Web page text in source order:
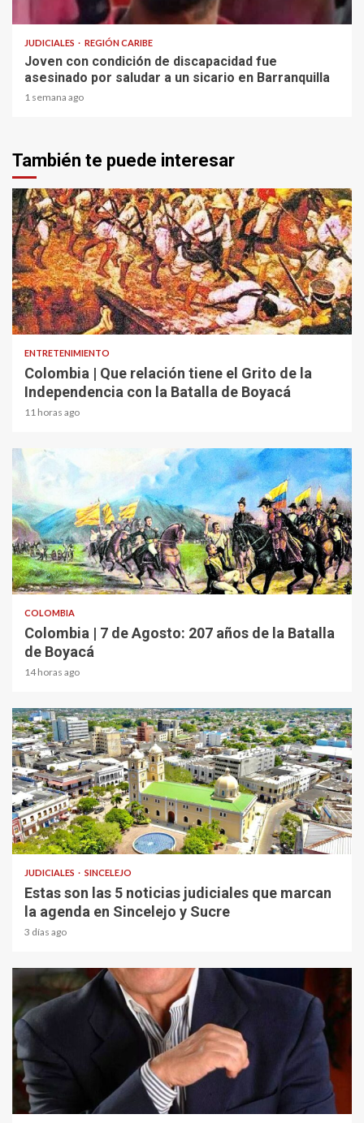
JUDICIALES REGIÓN CARIBE
Joven con condición de discapacidad fue
asesinado por saludar a un sicario en Barranquilla
1 semana ago
También te puede interesar
1 min read
ENTRETENIMIENTO
Colombia | Que relación tiene el Grito de la
Independencia con la Batalla de Boyacá
11 horas ago
2 min read
COLOMBIA
Colombia | 7 de Agosto: 207 años de la Batalla
de Boyacá
14 horas ago
1 min read
JUDICIALES SINCELEJO
Estas son las 5 noticias judiciales que marcan
la agenda en Sincelejo y Sucre
3 días ago
1 min read